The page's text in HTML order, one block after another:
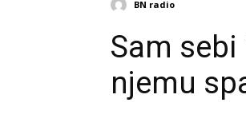
BN radio
Sam
njemu